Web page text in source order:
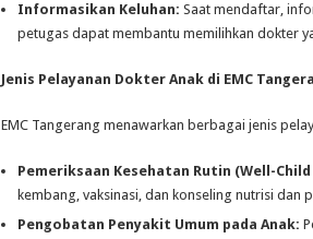
Informasikan Keluhan: Saat mendaftar,
petugas dapat membantu memilihkan dokter
Jenis Pelayanan Dokter Anak di EMC
EMC Tangerang menawarkan berbagai jenis
Pemeriksaan Kesehatan Rutin (Well-
kembang, vaksinasi, dan konseling nutrisi dan
Pengobatan Penyakit Umum pada Anak: